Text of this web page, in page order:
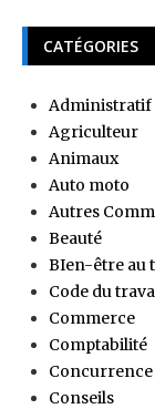
CATÉGORIES
Administratif
Agriculteur
Animaux
Auto moto
Autres
Beauté
BIen-être au
Code du
Commerce
Comptabilité
Concurrence
Conseils